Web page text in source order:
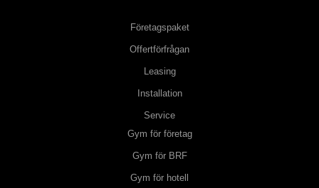
Företagspaket
Offertförfrågan
Leasing
Installation
Service
Gym för företag
Gym för BRF
Gym för hotell